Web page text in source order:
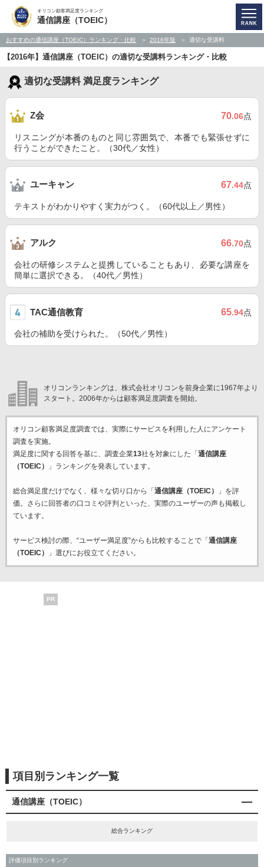
オリコン顧客満足度ランキング
通信講座（TOEIC）
おすすめの通信講座（TOEIC）ランキング・比較 2016年版 適切な受講料
【2016年】通信講座（TOEIC）の適切な受講料ランキング・比較
適切な受講料 満足度ランキング
Z会 70.06点
リスニングが本番のものと同じ雰囲気で、本番でも緊張せずに
行うことができたこと。（30代／女性）
ユーキャン 67.44点
テキストがわかりやすく実力がつく。（60代以上／男性）
アルク 66.70点
会社の研修システムと提携していることもあり、必要な講座を
簡単に選択できる。（40代／男性）
TAC通信教育 65.94点
会社の補助を受けられた。（50代／男性）
オリコンランキングは、株式会社オリコンを前身企業に1967年より
スタート。2006年からは顧客満足度調査を開始。
オリコン顧客満足度調査では、実際にサービスを利用した 人にアンケート
調査を実施。
満足度に関する回答を基に、調査企業13社を対象にした「 通信講座
（TOEIC）
」ランキングを発表しています。
総合満足度だけでなく、様々な切り口から「 通信講座（TOEIC）
」を評
価。さらに回答者の口コミや評判といった、実際のユーザーの声も掲載し
ています。
サービス検討の際、“ユーザー満足度”からも比較することで「 通信講座
（TOEIC）
」選びにお役立てください。
PR
項目別ランキング一覧
通信講座（TOEIC）
総合ランキング
評価項目別ランキング